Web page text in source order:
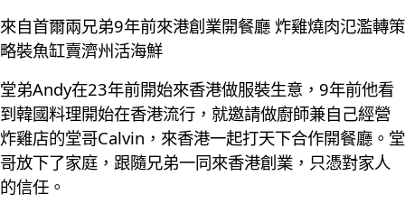
來自首爾兩兄弟9年前來港創業開餐廳 炸雞燒肉氾濫轉策
略裝魚缸賣濟州活海鮮
堂弟Andy在23年前開始來香港做服裝生意，9年前他看
到韓國料理開始在香港流行，就邀請做廚師兼自己經營
炸雞店的堂哥Calvin，來香港一起打天下合作開餐廳。堂
哥放下了家庭，跟隨兄弟一同來香港創業，只憑對家人
的信任。